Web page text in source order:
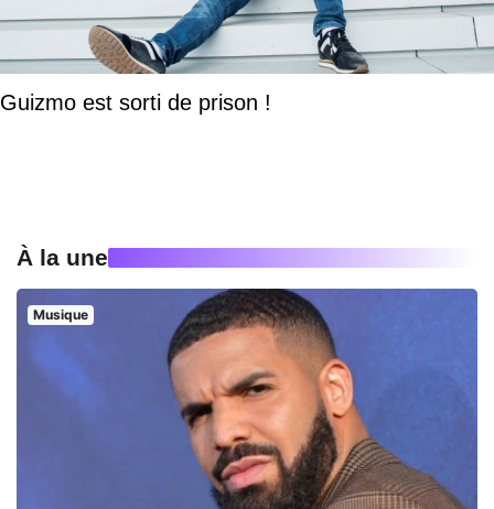
Guizmo est sorti de prison !
À la une
Musique